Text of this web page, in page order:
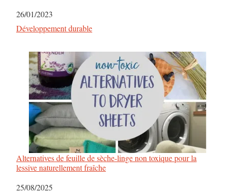
Date
26/01/2023
Par rapport à
Développement durable
Alternatives de feuille de sèche-linge non toxique pour la
lessive naturellement fraîche
Date
25/08/2025